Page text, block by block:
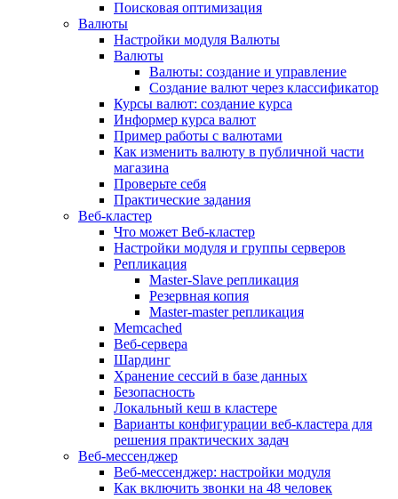
Поисковая оптимизация
Валюты
Настройки модуля Валюты
Валюты
Валюты: создание и управление
Создание валют через классификатор
Курсы валют: создание курса
Информер курса валют
Пример работы с валютами
Как изменить валюту в публичной части
магазина
Проверьте себя
Практические задания
Веб-кластер
Что может Веб-кластер
Настройки модуля и группы серверов
Репликация
Master-Slave репликация
Резервная копия
Master-master репликация
Memcached
Веб-сервера
Шардинг
Хранение сессий в базе данных
Безопасность
Локальный кеш в кластере
Варианты конфигурации веб-кластера для
решения практических задач
Веб-мессенджер
Веб-мессенджер: настройки модуля
Как включить звонки на 48 человек